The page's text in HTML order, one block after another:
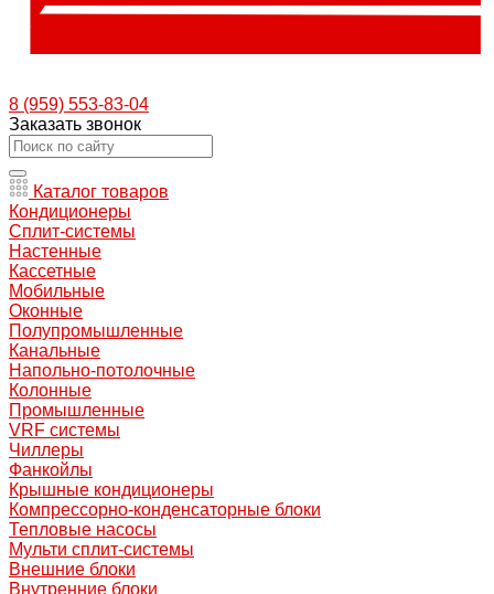
8 (959) 553-83-04
Заказать звонок
Каталог товаров
Кондиционеры
Сплит-системы
Настенные
Кассетные
Мобильные
Оконные
Полупромышленные
Канальные
Напольно-потолочные
Колонные
Промышленные
VRF системы
Чиллеры
Фанкойлы
Крышные кондиционеры
Компрессорно-конденсаторные блоки
Тепловые насосы
Мульти сплит-системы
Внешние блоки
Внутренние блоки